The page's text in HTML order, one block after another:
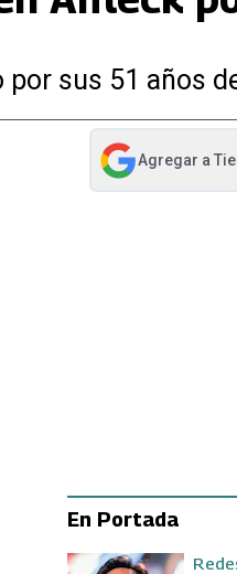
sus 51 años
Agregar a
abre en nueva
En Portada